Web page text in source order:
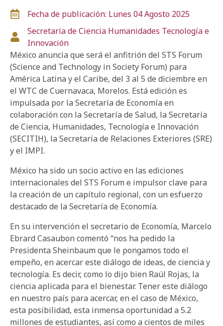
Fecha de publicación: Lunes 04 Agosto 2025
Secretaría de Ciencia Humanidades Tecnología e
Innovación
México anuncia que será el anfitrión del STS Forum
(Science and Technology in Society Forum) para
América Latina y el Caribe, del 3 al 5 de diciembre en
el WTC de Cuernavaca, Morelos. Está edición es
impulsada por la Secretaría de Economía en
colaboración con la Secretaría de Salud, la Secretaría
de Ciencia, Humanidades, Tecnología e Innovación
(SECITIH), la Secretaría de Relaciones Exteriores (SRE)
y el IMPI.
México ha sido un socio activo en las ediciones
internacionales del STS Forum e impulsor clave para
la creación de un capítulo regional, con un esfuerzo
destacado de la Secretaría de Economía.
En su intervención el secretario de Economía, Marcelo
Ebrard Casaubon comentó “nos ha pedido la
Presidenta Sheinbaum que le pongamos todo el
empeño, en acercar este diálogo de ideas, de ciencia y
tecnología. Es decir, como lo dijo bien Raúl Rojas, la
ciencia aplicada para el bienestar. Tener este diálogo
en nuestro país para acercar, en el caso de México,
esta posibilidad, esta inmensa oportunidad a 5.2
millones de estudiantes, así como a cientos de miles